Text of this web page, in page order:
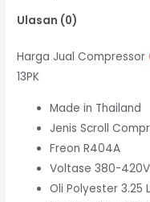
Ulasan (0)
Harga Jual Compressor
13PK
Made in Thailand
Jenis Scroll
Freon R404A
Voltase 380-
Oli Polyester 3.25